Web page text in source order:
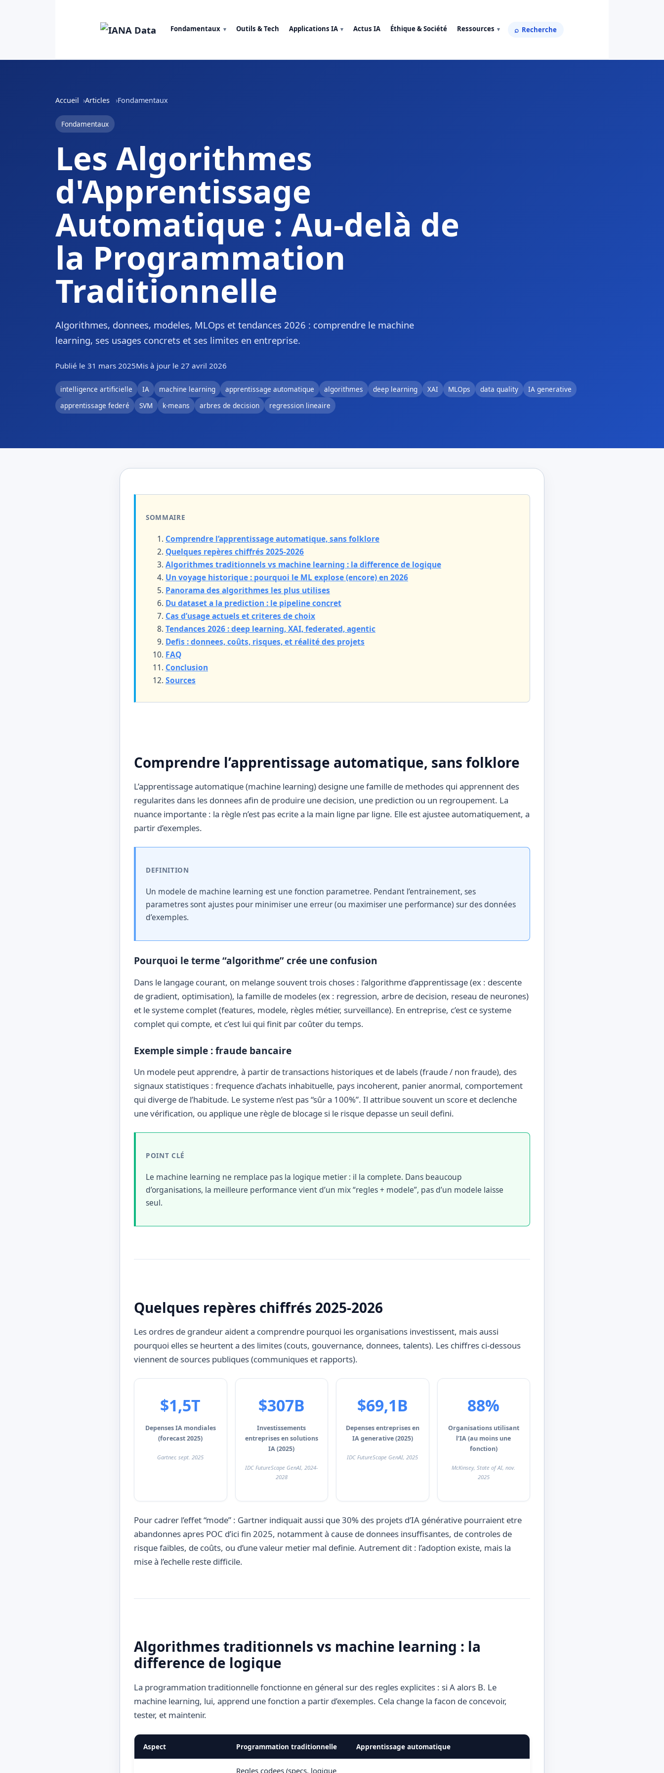
Fondamentaux Outils & Tech Applications IA Actus IA Éthique & Société Ressources Recherche
Accueil Articles Fondamentaux
Fondamentaux
Les Algorithmes
d'Apprentissage
Automatique : Au-delà de
la Programmation
Traditionnelle
Algorithmes, donnees, modeles, MLOps et tendances 2026 : comprendre le machine
learning, ses usages concrets et ses limites en entreprise.
Publié le 31 mars 2025Mis à jour le 27 avril 2026
intelligence artificielle IA machine learning apprentissage automatique algorithmes deep learning XAI MLOps data quality
IA generative
apprentissage federé
SVM k-means arbres de decision regression lineaire
SOMMAIRE
Comprendre l’apprentissage automatique, sans folklore
Quelques repères chiffrés 2025-2026
Algorithmes traditionnels vs machine learning : la difference de logique
Un voyage historique : pourquoi le ML explose (encore) en 2026
Panorama des algorithmes les plus utilises
Du dataset a la prediction : le pipeline concret
Cas d’usage actuels et criteres de choix
Tendances 2026 : deep learning, XAI, federated, agentic
Defis : donnees, coûts, risques, et réalité des projets
FAQ
Conclusion
Sources
Comprendre l’apprentissage automatique, sans folklore
L’apprentissage automatique (machine learning) designe une famille de methodes qui apprennent des
regularites dans les donnees afin de produire une decision, une prediction ou un regroupement. La
nuance importante : la règle n’est pas ecrite a la main ligne par ligne. Elle est ajustee automatiquement, a
partir d’exemples.
DEFINITION
Un modele de machine learning est une fonction parametree. Pendant l’entrainement, ses
parametres sont ajustes pour minimiser une erreur (ou maximiser une performance) sur des données
d’exemples.
Pourquoi le terme “algorithme” crée une confusion
Dans le langage courant, on melange souvent trois choses : l’algorithme d’apprentissage (ex : descente
de gradient, optimisation), la famille de modeles (ex : regression, arbre de decision, reseau de neurones)
et le systeme complet (features, modele, règles métier, surveillance). En entreprise, c’est ce systeme
complet qui compte, et c’est lui qui finit par coûter du temps.
Exemple simple : fraude bancaire
Un modele peut apprendre, à partir de transactions historiques et de labels (fraude / non fraude), des
signaux statistiques : frequence d’achats inhabituelle, pays incoherent, panier anormal, comportement
qui diverge de l’habitude. Le systeme n’est pas “sûr a 100%”. Il attribue souvent un score et declenche
une vérification, ou applique une règle de blocage si le risque depasse un seuil defini.
POINT CLÉ
Le machine learning ne remplace pas la logique metier : il la complete. Dans beaucoup
d’organisations, la meilleure performance vient d’un mix “regles + modele”, pas d’un modele laisse
seul.
Quelques repères chiffrés 2025-2026
Les ordres de grandeur aident a comprendre pourquoi les organisations investissent, mais aussi
pourquoi elles se heurtent a des limites (couts, gouvernance, donnees, talents). Les chiffres ci-dessous
viennent de sources publiques (communiques et rapports).
$1,5T
Depenses IA mondiales
(forecast 2025)
Gartner, sept. 2025
$307B
Investissements
entreprises en solutions
IA (2025)
IDC FutureScape GenAI, 2024-
2028
$69,1B
Depenses entreprises en
IA generative (2025)
IDC FutureScape GenAI, 2025
88%
Organisations utilisant
l’IA (au moins une
fonction)
McKinsey, State of AI, nov.
2025
Pour cadrer l’effet “mode” : Gartner indiquait aussi que 30% des projets d’IA générative pourraient etre
abandonnes apres POC d’ici fin 2025, notamment à cause de donnees insuffisantes, de controles de
risque faibles, de coûts, ou d’une valeur metier mal definie. Autrement dit : l’adoption existe, mais la
mise à l’echelle reste difficile.
Algorithmes traditionnels vs machine learning : la
difference de logique
La programmation traditionnelle fonctionne en géneral sur des regles explicites : si A alors B. Le
machine learning, lui, apprend une fonction a partir d’exemples. Cela change la facon de concevoir,
tester, et maintenir.
Aspect Programmation traditionnelle Apprentissage automatique
Regles codees (specs, logique